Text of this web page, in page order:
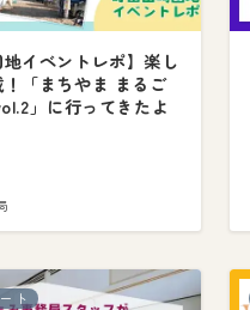
地イベントレポ】楽し
「まちやま まるご
」に行ってきたよ
ト